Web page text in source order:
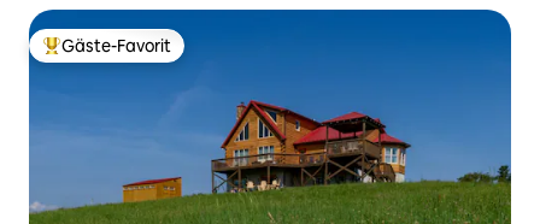
Beliebter Gäste-Favorit.
Gäste-Favorit